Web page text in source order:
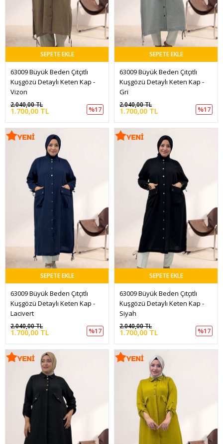
SEPETE EKLE
63009 Büyük Beden Çıtçıtlı
Kuşgözü Detaylı Keten Kap -
Vizon
1.700,00 TL
2.040,00 TL
%17
SEPETE EKLE
63009 Büyük Beden Çıtçıtlı
Kuşgözü Detaylı Keten Kap -
Gri
1.700,00 TL
2.040,00 TL
%17
SEPETE EKLE
63009 Büyük Beden Çıtçıtlı
Kuşgözü Detaylı Keten Kap -
Lacivert
1.700,00 TL
2.040,00 TL
%17
SEPETE EKLE
63009 Büyük Beden Çıtçıtlı
Kuşgözü Detaylı Keten Kap -
Siyah
1.700,00 TL
2.040,00 TL
%17